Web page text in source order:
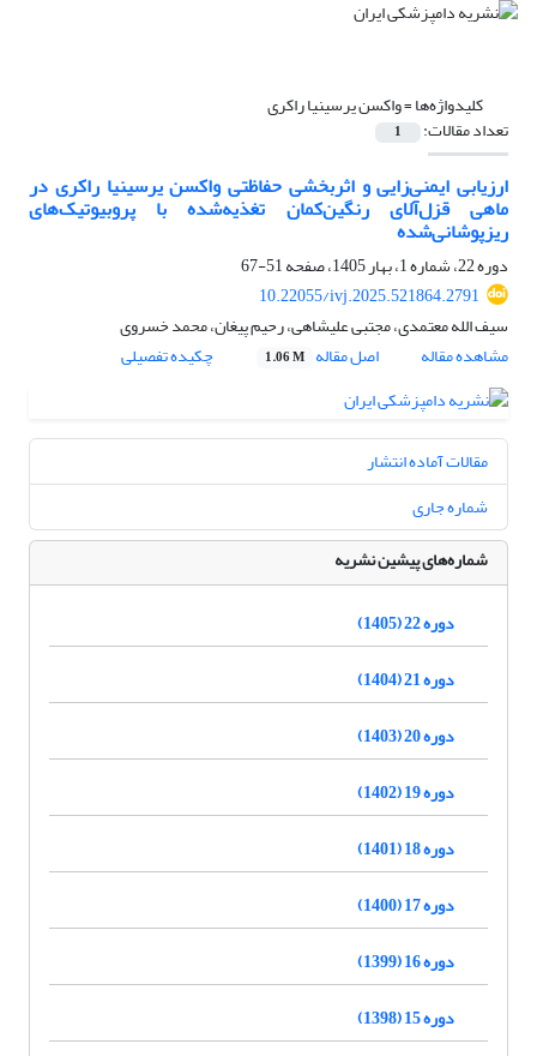
کلیدواژه‌ها =واکسن یرسینیا راکری
تعداد مقالات: 1
ارزیابی ایمنی‌زایی و اثربخشی حفاظتی واکسن یرسینیا راکری در
ماهی قزل‌آلای رنگین‌کمان تغذیه‌شده با پروبیوتیک‌های
ریزپوشانی‌شده
دوره 22، شماره 1، بهار 1405، صفحه
51-67
10.22055/ivj.2025.521864.2791
سیف الله معتمدی، مجتبی علیشاهی، رحیم پیغان، محمد خسروی
مشاهده مقاله
اصل مقاله 1.06 M چکیده تفصیلی
مقالات آماده انتشار
شماره جاری
شماره‌های پیشین نشریه
دوره 22 (1405)
دوره 21 (1404)
دوره 20 (1403)
دوره 19 (1402)
دوره 18 (1401)
دوره 17 (1400)
دوره 16 (1399)
دوره 15 (1398)